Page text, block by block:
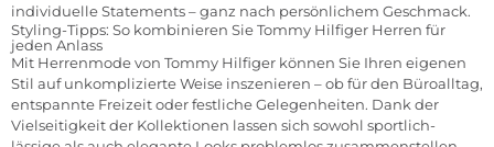
individuelle Statements – ganz nach persönlichem Geschmack.
Styling-Tipps: So kombinieren Sie Tommy Hilfiger Herren für
jeden Anlass
Mit Herrenmode von Tommy Hilfiger können Sie Ihren eigenen
Stil auf unkomplizierte Weise inszenieren – ob für den Büroalltag,
entspannte Freizeit oder festliche Gelegenheiten. Dank der
Vielseitigkeit der Kollektionen lassen sich sowohl sportlich-